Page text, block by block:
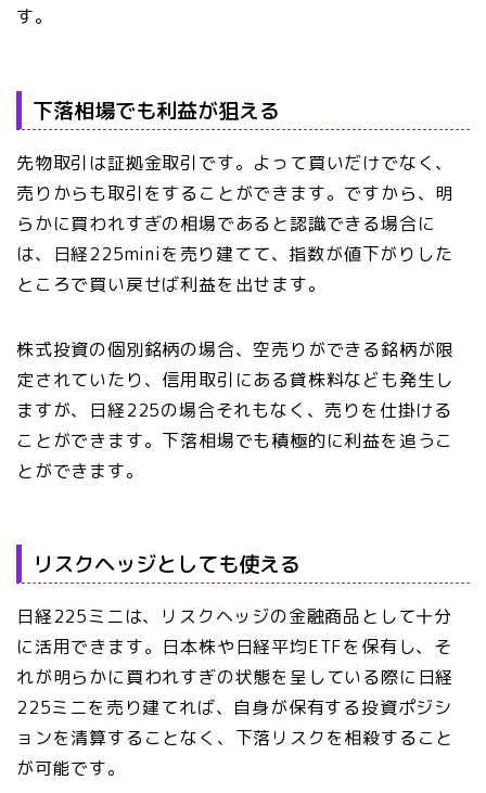
す。
下落相場でも利益が狙える
先物取引は証拠金取引です。よって買いだけでなく、
売りからも取引をすることができます。ですから、明
らかに買われすぎの相場であると認識できる場合に
は、日経225miniを売り建てて、指数が値下がりした
ところで買い戻せば利益を出せます。
株式投資の個別銘柄の場合、空売りができる銘柄が限
定されていたり、信用取引にある貸株料なども発生し
ますが、日経225の場合それもなく、売りを仕掛ける
ことができます。下落相場でも積極的に利益を追うこ
とができます。
リスクヘッジとしても使える
日経225ミニは、リスクヘッジの金融商品として十分
に活用できます。日本株や日経平均ETFを保有し、そ
れが明らかに買われすぎの状態を呈している際に日経
225ミニを売り建てれば、自身が保有する投資ポジシ
ョンを清算することなく、下落リスクを相殺すること
が可能です。